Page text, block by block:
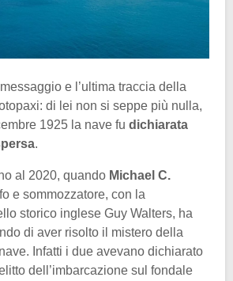
e l’ultima traccia della
di lei non si seppe più nulla,
1925 la nave fu dichiarata
.
al 2020, quando Michael C.
e sommozzatore, con la
storico inglese Guy Walters, ha
di aver risolto il mistero della
Infatti i due avevano dichiarato
dell’imbarcazione sul fondale